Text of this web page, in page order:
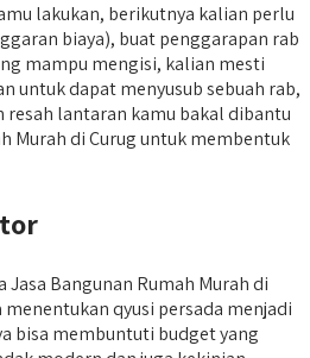
lakukan, berikutnya kalian perlu
biaya), buat penggarapan rab
mampu mengisi, kalian mesti
untuk dapat menyusub sebuah rab,
lantaran kamu bakal dibantu
Murah di Curug untuk membentuk
Bangunan Rumah Murah di
qyusi persada menjadi
bisa membuntuti budget yang